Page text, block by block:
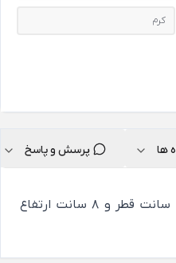
کرم
ها پرسش و پاسخ
ماگ رجینال متوسط دارای 8.5 سانت قطر و 8 سانت ارتفاع